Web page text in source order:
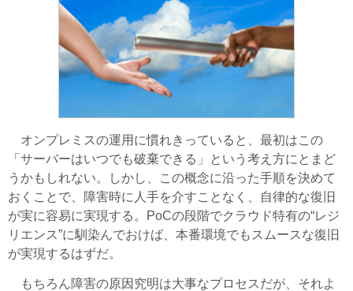
オンプレミスの運用に慣れきっていると、最初はこの
「サーバーはいつでも破棄できる」という考え方にとまど
うかもしれない。しかし、この概念に沿った手順を決めて
おくことで、障害時に人手を介すことなく、自律的な復旧
が実に容易に実現する。PoCの段階でクラウド特有の“レジ
リエンス”に馴染んでおけば、本番環境でもスムースな復旧
が実現するはずだ。
もちろん障害の原因究明は大事なプロセスだが、それよ